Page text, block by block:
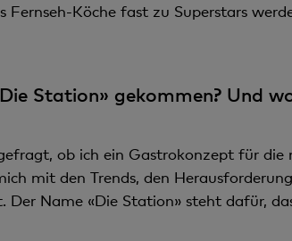
Fernseh-Köche fast zu Superstars
Station» gekommen? Und
ob ich ein Gastrokonzept für die
mit den Trends, den
Der Name «Die Station» steht dafür,